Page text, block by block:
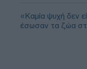
«Καμία ψυχή δεν
έσωσαν τα ζώα